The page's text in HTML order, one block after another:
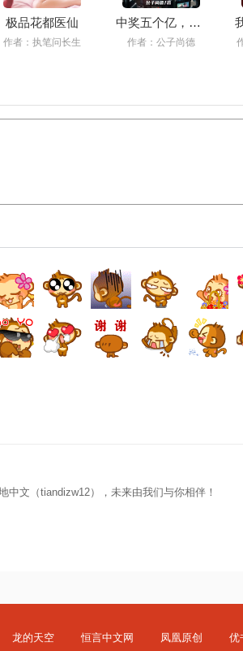
极品花都医仙
作者：执笔问长生
中奖五个亿，老婆却在领奖前提离婚
作者：公子尚德
中文（tiandizw12），未来由我们与你相伴！
龙的天空 恒言中文网 凤凰原创 优